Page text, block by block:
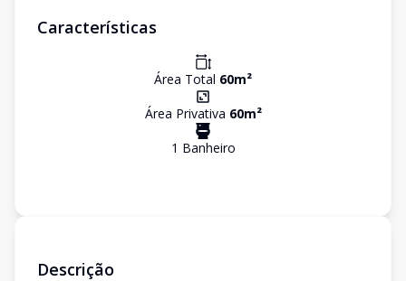
Características
Área Total 60m²
Área Privativa 60m²
1 Banheiro
Descrição